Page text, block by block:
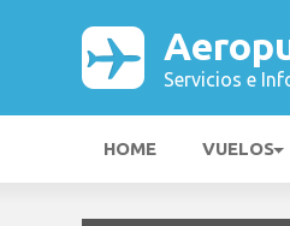
Servicios e
HOME VUELOS